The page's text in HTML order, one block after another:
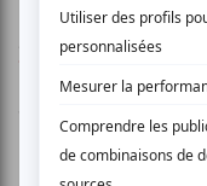
AUCUN
Vous devez
donner un